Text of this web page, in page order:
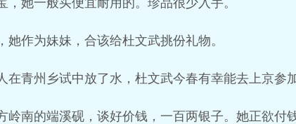
她一般买便宜耐用的。珍品很少入手。
作为妹妹，合该给杜文武挑份礼物。
青州乡试中放了水，杜文武今春有幸能去上京参
南的端溪砚，谈好价钱，一百两银子。她正欲付